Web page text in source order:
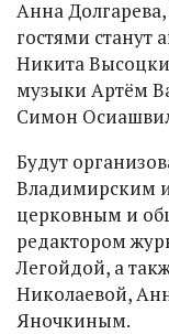
Анна
гостями станут
Никита
музыки Артём
Симон
Будут
Владимирским
церковным и
редактором
Легойдой, а
Николаевой,
Яночкиным.